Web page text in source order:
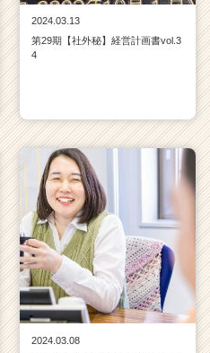
2024.03.13
第29期【社外秘】経営計画書vol.3
4
2024.03.08